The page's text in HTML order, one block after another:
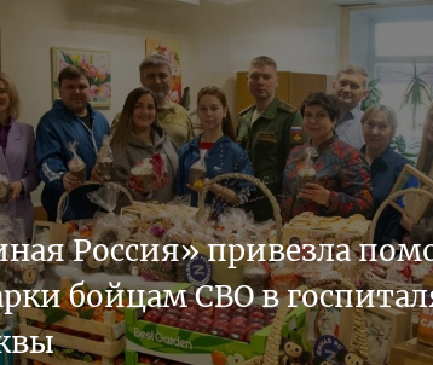
Россия» привезла
бойцам СВО в